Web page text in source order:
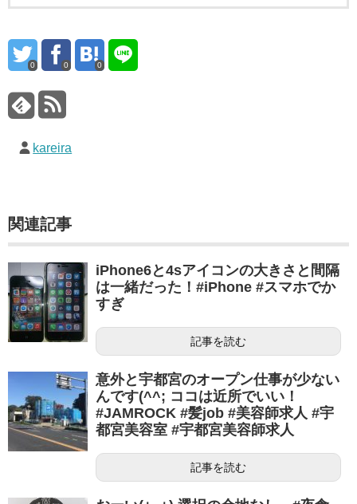
0 0 0
kareira
関連記事
iPhone6と4sアイコンの大きさと間隔
は一緒だった！#iPhone #スマホでか
すぎ
記事を読む
意外と宇都宮のオープン仕事が少ない
んです(^^; ココは近所でいい！
#JAMROCK #髪job #美容師求人 #宇
都宮美容室 #宇都宮美容師求人
記事を読む